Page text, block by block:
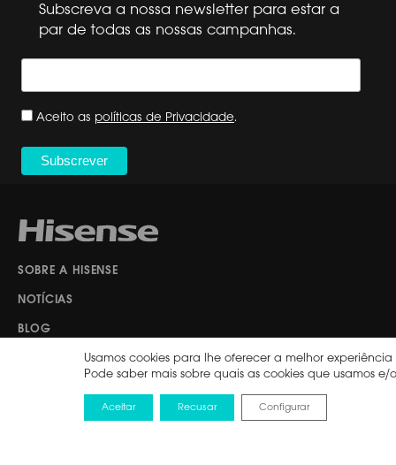
Subscreva a nossa newsletter para estar a
par de todas as nossas campanhas.
Aceito as políticas de Privacidade.
SOBRE A HISENSE
NOTÍCIAS
BLOG
TRABALHE COM A HISENSE
CATÁLOGO PROJETORES LASER
Usamos cookies para lhe oferecer a melhor experiência
Pode saber mais sobre quais as cookies que usamos
Aceitar Recusar Configurar